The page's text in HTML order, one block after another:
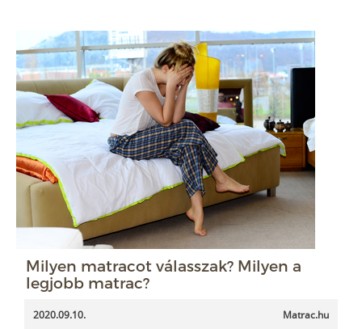
Milyen matracot válasszak? Milyen a
legjobb matrac?
2020.09.10. Matrac.hu